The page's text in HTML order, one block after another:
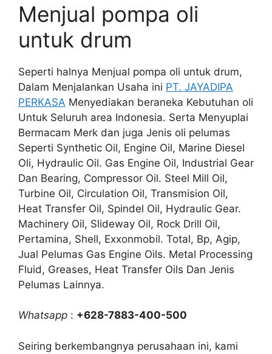
Menjual pompa oli
untuk drum
Seperti halnya Menjual pompa oli untuk drum,
Dalam Menjalankan Usaha ini PT. JAYADIPA
PERKASA Menyediakan beraneka Kebutuhan oli
Untuk Seluruh area Indonesia. Serta Menyuplai
Bermacam Merk dan juga Jenis oli pelumas
Seperti Synthetic Oil, Engine Oil, Marine Diesel
Oli, Hydraulic Oil. Gas Engine Oil, Industrial Gear
Dan Bearing, Compressor Oil. Steel Mill Oil,
Turbine Oil, Circulation Oil, Transmision Oil,
Heat Transfer Oil, Spindel Oil, Hydraulic Gear.
Machinery Oil, Slideway Oil, Rock Drill Oil,
Pertamina, Shell, Exxonmobil. Total, Bp, Agip,
Jual Pelumas Gas Engine Oils. Metal Processing
Fluid, Greases, Heat Transfer Oils Dan Jenis
Pelumas Lainnya.
Whatsapp : +628-7883-400-500
Seiring berkembangnya perusahaan ini, kami